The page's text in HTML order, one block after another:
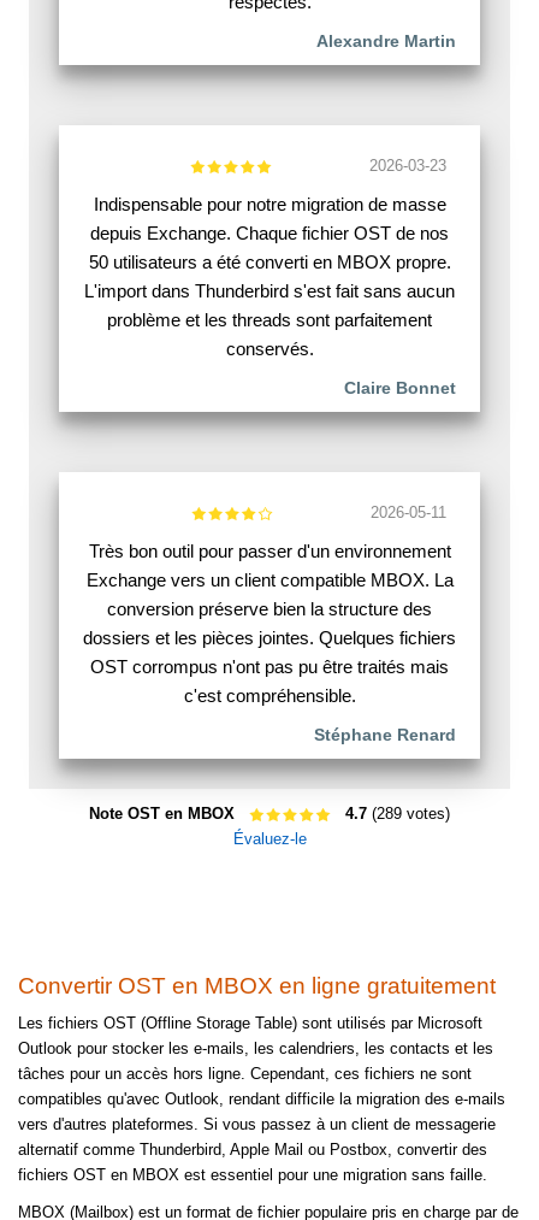
Alexandre Martin
2026-03-23
Indispensable pour notre migration de masse
depuis Exchange. Chaque fichier OST de nos
50 utilisateurs a été converti en MBOX propre.
L'import dans Thunderbird s'est fait sans aucun
problème et les threads sont parfaitement
conservés.
Claire Bonnet
2026-05-11
Très bon outil pour passer d'un environnement
Exchange vers un client compatible MBOX. La
conversion préserve bien la structure des
dossiers et les pièces jointes. Quelques fichiers
OST corrompus n'ont pas pu être traités mais
c'est compréhensible.
Stéphane Renard
Note OST en MBOX 4.7 (289 votes)
Évaluez-le
Convertir OST en MBOX en ligne gratuitement
Les fichiers OST (Offline Storage Table) sont utilisés par Microsoft
Outlook pour stocker les e-mails, les calendriers, les contacts et les
tâches pour un accès hors ligne. Cependant, ces fichiers ne sont
compatibles qu'avec Outlook, rendant difficile la migration des e-mails
vers d'autres plateformes. Si vous passez à un client de messagerie
alternatif comme Thunderbird, Apple Mail ou Postbox, convertir des
fichiers OST en MBOX est essentiel pour une migration sans faille.
MBOX (Mailbox) est un format de fichier populaire pris en charge par de